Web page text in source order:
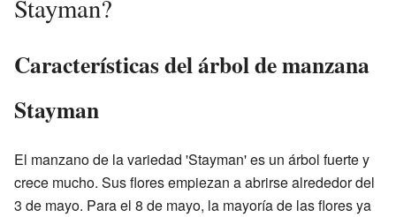
Stayman?
Características del árbol de manzana
Stayman
El manzano de la variedad 'Stayman' es un árbol fuerte y
crece mucho. Sus flores empiezan a abrirse alrededor del
3 de mayo. Para el 8 de mayo, la mayoría de las flores ya